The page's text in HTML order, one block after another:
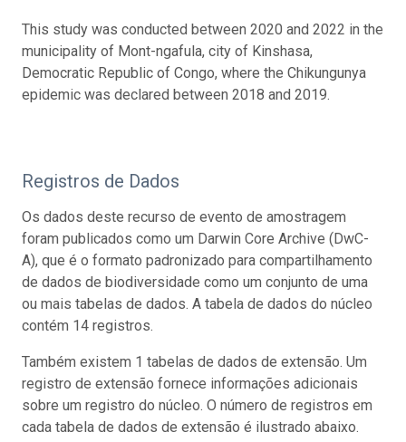
This study was conducted between 2020 and 2022 in the
municipality of Mont-ngafula, city of Kinshasa,
Democratic Republic of Congo, where the Chikungunya
epidemic was declared between 2018 and 2019.
Registros de Dados
Os dados deste recurso de evento de amostragem
foram publicados como um Darwin Core Archive (DwC-
A), que é o formato padronizado para compartilhamento
de dados de biodiversidade como um conjunto de uma
ou mais tabelas de dados. A tabela de dados do núcleo
contém 14 registros.
Também existem 1 tabelas de dados de extensão. Um
registro de extensão fornece informações adicionais
sobre um registro do núcleo. O número de registros em
cada tabela de dados de extensão é ilustrado abaixo.